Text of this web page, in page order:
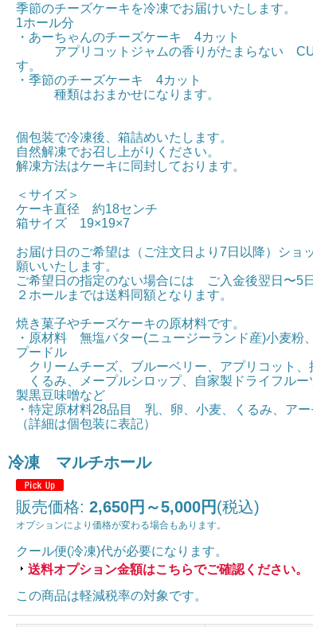
季節のチーズケーキを冷凍でお届けいたします。
1ホール分
・あーちゃんのチーズケーキ 4カット
アプリコットジャムの香りがたまらない
す。
・季節のチーズケーキ 4カット
種類はおまかせになります。
個包装で冷凍後、箱詰めいたします。
自然解凍でお召し上がりください。
解凍方法はケーキに同封しております。
＜サイズ＞
ケーキ直径 約18センチ
箱サイズ 19×19×7
お届け日のご希望は（ご注文日より7日以降）シ
願いいたします。
ご希望日の指定のない場合には ご入金後翌日〜5
２ホールまでは送料同額となります。
焼き菓子やチーズケーキの原材料です。
・原材料 無塩バター(ニュージーランド産)小麦粉
プードル
クリームチーズ、ブルーベリー、アプリコット、
くるみ、メープルシロップ、自家製ドライフル
製黒豆味噌など
・特定原材料28品目 乳、卵、小麦、くるみ、アー
（詳細は個包装に表記）
冷凍 マルチホール
販売価格: 2,650円～5,000円(税込)
オプションにより価格が変わる場合もあります。
クール便(冷凍)代が必要になります。
送料オプション金額はこちらでご確認ください。
この商品は軽減税率の対象です。